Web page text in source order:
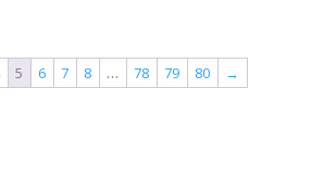
5 6 7 8 … 78 79 80 →